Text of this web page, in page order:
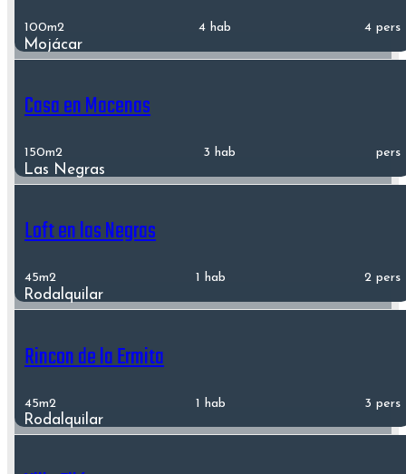
100m2 4 hab 4 pers
Mojácar
Casa en Macenas
150m2 3 hab pers
Las Negras
Loft en las Negras
45m2 1 hab 2 pers
Rodalquilar
Rincon de la Ermita
45m2 1 hab 3 pers
Rodalquilar